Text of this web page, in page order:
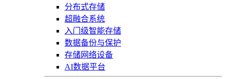
分布式存储
超融合系统
入门级智能存储
数据备份与保护
存储网络设备
AI数据平台